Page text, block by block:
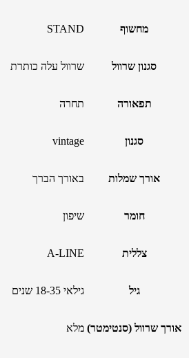
מחשוף STAND
סגנון שרוול שרוול עלה כותרת
תפאורה תחרה
סגנון vintage
אורך שמלות באורך הברך
חומר שיפון
צללית A-LINE
גיל גילאי 18-35 שנים
אורך שרוול (סנטימטר) מלא